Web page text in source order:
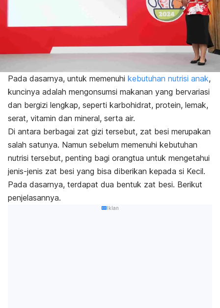
Pada dasarnya, untuk memenuhi kebutuhan nutrisi anak,
kuncinya adalah mengonsumsi makanan yang bervariasi
dan bergizi lengkap, seperti karbohidrat, protein, lemak,
serat, vitamin dan mineral, serta air.
Di antara berbagai zat gizi tersebut, zat besi merupakan
salah satunya. Namun sebelum memenuhi kebutuhan
nutrisi tersebut, penting bagi orangtua untuk mengetahui
jenis-jenis zat besi yang bisa diberikan kepada si Kecil.
Pada dasarnya, terdapat dua bentuk zat besi. Berikut
penjelasannya.
Iklan